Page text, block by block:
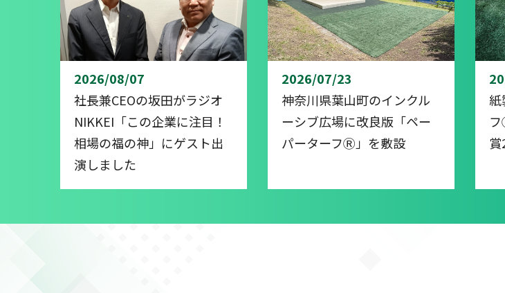
2026/08/07
社長兼CEOの坂田がラジオ
NIKKEI「この企業に注目！
相場の福の神」にゲスト出
演しました
2026/07/23
神奈川県葉山町のインクル
ーシブ広場に改良版「ペー
パーターフⓇ」を敷設
紙